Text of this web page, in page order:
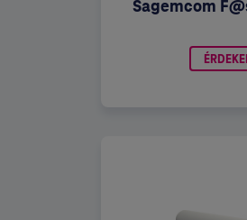
Sagemcom